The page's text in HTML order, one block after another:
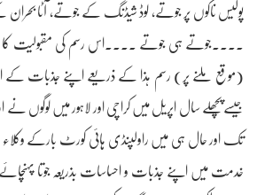
پولیس ناکوں پر جوتے، لوڈ شیڈنگ کے جوتے، آٹا
....جوتے ہی جوتے ....اس رسم کی مقبولیت کا یہ
(موقع ملنے پر) رسم ہذا کے ذریعے اپنے جذبات کے
جیسے پچھلے سال اپریل میں کراچی اور لاہور میں لوگوں
تک اور حال ہی میں راولپنڈی ہائی کورٹ بارکے
خدمت میں اپنے جذبات و احساسات بذریعہ جوتا